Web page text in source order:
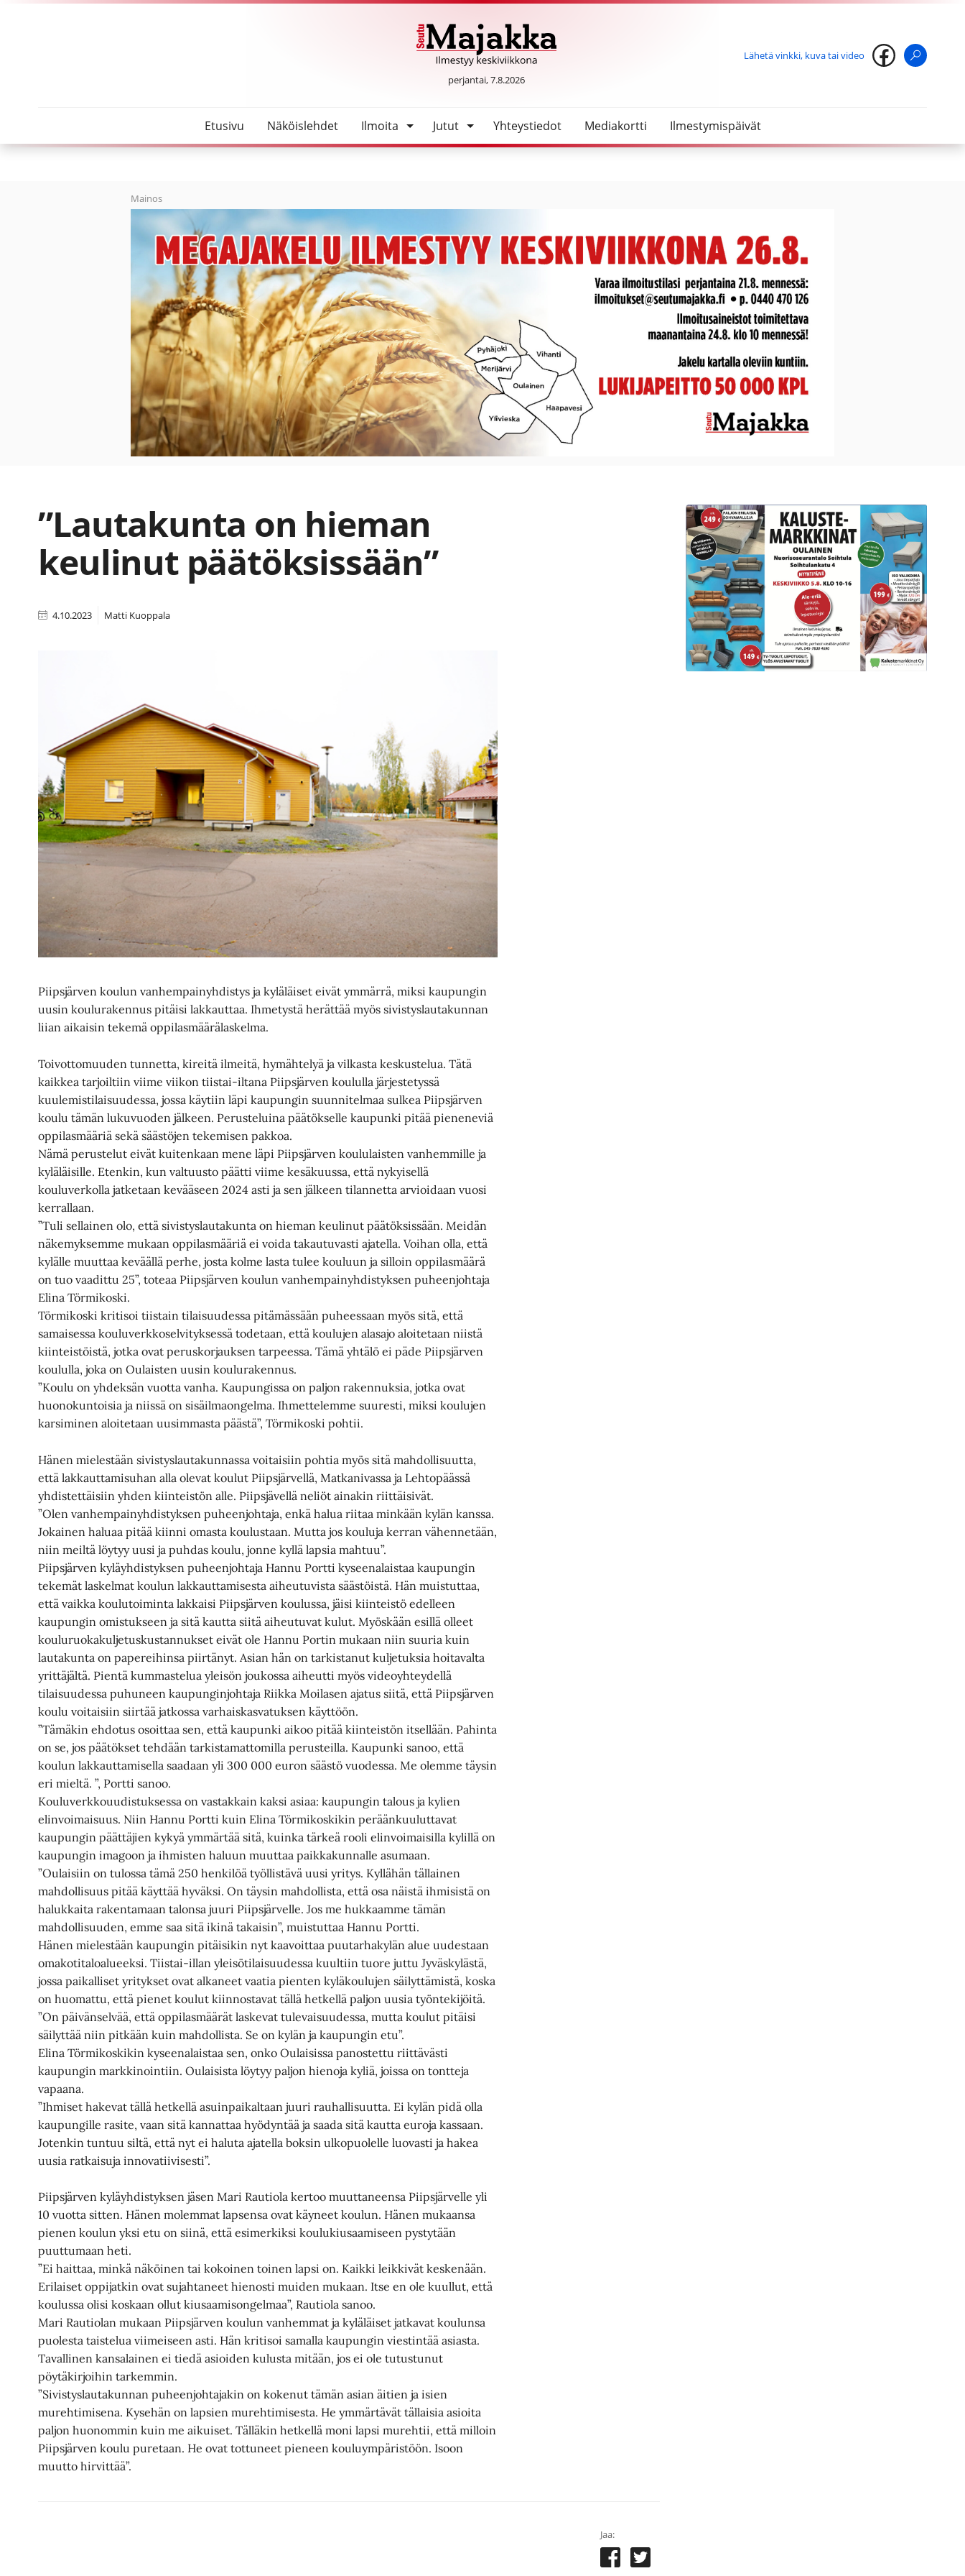
SeutuMajakka
perjantai, 7.8.2026
Lähetä vinkki, kuva tai video
Etusivu Näköislehdet Ilmoita Jutut Yhteystiedot Mediakortti Ilmestymispäivät
Mainos
”Lautakunta on hieman
keulinut päätöksissään”
4.10.2023 Matti Kuoppala
Piipsjärven koulun vanhempainyhdistys ja kyläläiset eivät ymmärrä, miksi kaupungin
uusin koulurakennus pitäisi lakkauttaa. Ihmetystä herättää myös sivistyslautakunnan
liian aikaisin tekemä oppilasmäärälaskelma.
Toivottomuuden tunnetta, kireitä ilmeitä, hymähtelyä ja vilkasta keskustelua. Tätä
kaikkea tarjoiltiin viime viikon tiistai-iltana Piipsjärven koululla järjestetyssä
kuulemistilaisuudessa, jossa käytiin läpi kaupungin suunnitelmaa sulkea Piipsjärven
koulu tämän lukuvuoden jälkeen. Perusteluina päätökselle kaupunki pitää pieneneviä
oppilasmääriä sekä säästöjen tekemisen pakkoa.
Nämä perustelut eivät kuitenkaan mene läpi Piipsjärven koululaisten vanhemmille ja
kyläläisille. Etenkin, kun valtuusto päätti viime kesäkuussa, että nykyisellä
kouluverkolla jatketaan kevääseen 2024 asti ja sen jälkeen tilannetta arvioidaan vuosi
kerrallaan.
”Tuli sellainen olo, että sivistyslautakunta on hieman keulinut päätöksissään. Meidän
näkemyksemme mukaan oppilasmääriä ei voida takautuvasti ajatella. Voihan olla, että
kylälle muuttaa keväällä perhe, josta kolme lasta tulee kouluun ja silloin oppilasmäärä
on tuo vaadittu 25”, toteaa Piipsjärven koulun vanhempainyhdistyksen puheenjohtaja
Elina Törmikoski.
Törmikoski kritisoi tiistain tilaisuudessa pitämässään puheessaan myös sitä, että
samaisessa kouluverkkoselvityksessä todetaan, että koulujen alasajo aloitetaan niistä
kiinteistöistä, jotka ovat peruskorjauksen tarpeessa. Tämä yhtälö ei päde Piipsjärven
koululla, joka on Oulaisten uusin koulurakennus.
”Koulu on yhdeksän vuotta vanha. Kaupungissa on paljon rakennuksia, jotka ovat
huonokuntoisia ja niissä on sisäilmaongelma. Ihmettelemme suuresti, miksi koulujen
karsiminen aloitetaan uusimmasta päästä”, Törmikoski pohtii.
Hänen mielestään sivistyslautakunnassa voitaisiin pohtia myös sitä mahdollisuutta,
että lakkauttamisuhan alla olevat koulut Piipsjärvellä, Matkanivassa ja Lehtopäässä
yhdistettäisiin yhden kiinteistön alle. Piipsjävellä neliöt ainakin riittäisivät.
”Olen vanhempainyhdistyksen puheenjohtaja, enkä halua riitaa minkään kylän kanssa.
Jokainen haluaa pitää kiinni omasta koulustaan. Mutta jos kouluja kerran vähennetään,
niin meiltä löytyy uusi ja puhdas koulu, jonne kyllä lapsia mahtuu”.
Piipsjärven kyläyhdistyksen puheenjohtaja Hannu Portti kyseenalaistaa kaupungin
tekemät laskelmat koulun lakkauttamisesta aiheutuvista säästöistä. Hän muistuttaa,
että vaikka koulutoiminta lakkaisi Piipsjärven koulussa, jäisi kiinteistö edelleen
kaupungin omistukseen ja sitä kautta siitä aiheutuvat kulut. Myöskään esillä olleet
kouluruokakuljetuskustannukset eivät ole Hannu Portin mukaan niin suuria kuin
lautakunta on papereihinsa piirtänyt. Asian hän on tarkistanut kuljetuksia hoitavalta
yrittäjältä. Pientä kummastelua yleisön joukossa aiheutti myös videoyhteydellä
tilaisuudessa puhuneen kaupunginjohtaja Riikka Moilasen ajatus siitä, että Piipsjärven
koulu voitaisiin siirtää jatkossa varhaiskasvatuksen käyttöön.
”Tämäkin ehdotus osoittaa sen, että kaupunki aikoo pitää kiinteistön itsellään. Pahinta
on se, jos päätökset tehdään tarkistamattomilla perusteilla. Kaupunki sanoo, että
koulun lakkauttamisella saadaan yli 300 000 euron säästö vuodessa. Me olemme täysin
eri mieltä. ”, Portti sanoo.
Kouluverkkouudistuksessa on vastakkain kaksi asiaa: kaupungin talous ja kylien
elinvoimaisuus. Niin Hannu Portti kuin Elina Törmikoskikin peräänkuuluttavat
kaupungin päättäjien kykyä ymmärtää sitä, kuinka tärkeä rooli elinvoimaisilla kylillä on
kaupungin imagoon ja ihmisten haluun muuttaa paikkakunnalle asumaan.
”Oulaisiin on tulossa tämä 250 henkilöä työllistävä uusi yritys. Kyllähän tällainen
mahdollisuus pitää käyttää hyväksi. On täysin mahdollista, että osa näistä ihmisistä on
halukkaita rakentamaan talonsa juuri Piipsjärvelle. Jos me hukkaamme tämän
mahdollisuuden, emme saa sitä ikinä takaisin”, muistuttaa Hannu Portti.
Hänen mielestään kaupungin pitäisikin nyt kaavoittaa puutarhakylän alue uudestaan
omakotitaloalueeksi. Tiistai-illan yleisötilaisuudessa kuultiin tuore juttu Jyväskylästä,
jossa paikalliset yritykset ovat alkaneet vaatia pienten kyläkoulujen säilyttämistä, koska
on huomattu, että pienet koulut kiinnostavat tällä hetkellä paljon uusia työntekijöitä.
”On päivänselvää, että oppilasmäärät laskevat tulevaisuudessa, mutta koulut pitäisi
säilyttää niin pitkään kuin mahdollista. Se on kylän ja kaupungin etu”.
Elina Törmikoskikin kyseenalaistaa sen, onko Oulaisissa panostettu riittävästi
kaupungin markkinointiin. Oulaisista löytyy paljon hienoja kyliä, joissa on tontteja
vapaana.
”Ihmiset hakevat tällä hetkellä asuinpaikaltaan juuri rauhallisuutta. Ei kylän pidä olla
kaupungille rasite, vaan sitä kannattaa hyödyntää ja saada sitä kautta euroja kassaan.
Jotenkin tuntuu siltä, että nyt ei haluta ajatella boksin ulkopuolelle luovasti ja hakea
uusia ratkaisuja innovatiivisesti”.
Piipsjärven kyläyhdistyksen jäsen Mari Rautiola kertoo muuttaneensa Piipsjärvelle yli
10 vuotta sitten. Hänen molemmat lapsensa ovat käyneet koulun. Hänen mukaansa
pienen koulun yksi etu on siinä, että esimerkiksi koulukiusaamiseen pystytään
puuttumaan heti.
”Ei haittaa, minkä näköinen tai kokoinen toinen lapsi on. Kaikki leikkivät keskenään.
Erilaiset oppijatkin ovat sujahtaneet hienosti muiden mukaan. Itse en ole kuullut, että
koulussa olisi koskaan ollut kiusaamisongelmaa”, Rautiola sanoo.
Mari Rautiolan mukaan Piipsjärven koulun vanhemmat ja kyläläiset jatkavat koulunsa
puolesta taistelua viimeiseen asti. Hän kritisoi samalla kaupungin viestintää asiasta.
Tavallinen kansalainen ei tiedä asioiden kulusta mitään, jos ei ole tutustunut
pöytäkirjoihin tarkemmin.
”Sivistyslautakunnan puheenjohtajakin on kokenut tämän asian äitien ja isien
murehtimisena. Kysehän on lapsien murehtimisesta. He ymmärtävät tällaisia asioita
paljon huonommin kuin me aikuiset. Tälläkin hetkellä moni lapsi murehtii, että milloin
Piipsjärven koulu puretaan. He ovat tottuneet pieneen kouluympäristöön. Isoon
muutto hirvittää”.
Jaa: